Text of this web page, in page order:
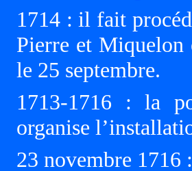
1714 : il fait
Pierre et Miquelon
le 25 septembre.
1713-1716 : la
organise
23 novembre 1716